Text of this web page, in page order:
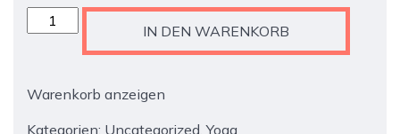
Ticket:
Yoga
Workshop
Menge
IN DEN WARENKORB
Warenkorb anzeigen
Kategorien: Uncategorized,Yoga